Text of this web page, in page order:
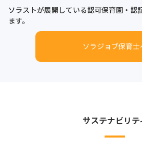
ソラストが展開している認可保育園・認
ます。
ソラジョブ保育士
サステナビリテ